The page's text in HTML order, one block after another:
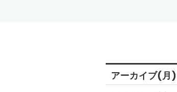
アーカイブ(月)